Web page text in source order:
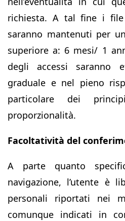
richiesta. A tal fine i
saranno mantenuti per
superiore a: 6 mesi/ 1
degli accessi saranno
graduale e nel pieno
particolare dei
proporzionalità.
Facoltatività del
A parte quanto
navigazione, l’utente è
personali riportati nei
comunque indicati in